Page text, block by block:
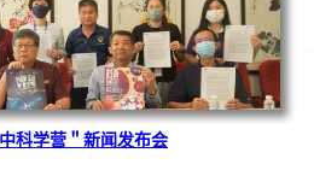
科学营＂新闻发布会